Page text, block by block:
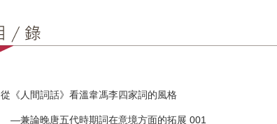
從《人間詞話》看溫韋馮李四家詞的風格
—兼論晚唐五代時期詞在意境方面的拓展 001